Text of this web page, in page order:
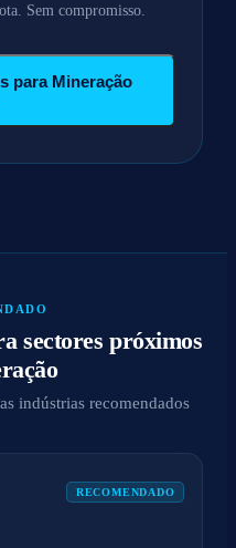
Sem compromisso.
para Mineração
sectores próximos
indústrias recomendados
RECOMENDADO